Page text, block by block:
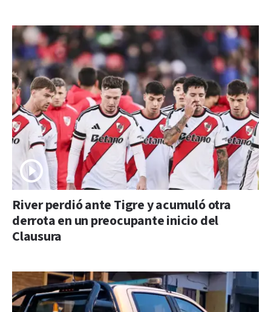
River perdió ante Tigre y acumuló otra
derrota en un preocupante inicio del
Clausura